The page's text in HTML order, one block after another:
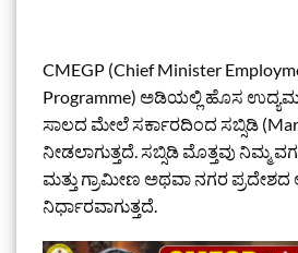
CMEGP (Chief Minister
Programme) ಅಡಿಯಲ್ಲಿ ಹೊಸ
ಸಾಲದ ಮೇಲೆ ಸರ್ಕಾರದಿಂದ ಸಬ್ಸಿಡಿ
ನೀಡಲಾಗುತ್ತದೆ. ಸಬ್ಸಿಡಿ ಮೊತ್ತವು ನಿಮ್ಮ
ಮತ್ತು ಗ್ರಾಮೀಣ ಅಥವಾ ನಗರ
ನಿರ್ಧಾರವಾಗುತ್ತದೆ.